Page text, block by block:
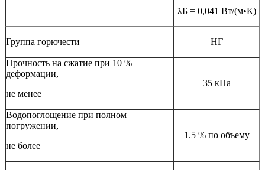
λБ = 0,041 Вт/(м•К)
Группа горючести НГ
Прочность на сжатие при 10 %
деформации,
не менее
35 кПа
Водопоглощение при полном
погружении,
не более
1.5 % по объему